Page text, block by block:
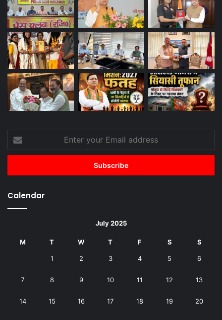
your
Email
Calendar
July 2025
M T W T F S S
1 2 3 4 5 6
7 8 9 10 11 12 13
14 15 16 17 18 19 20